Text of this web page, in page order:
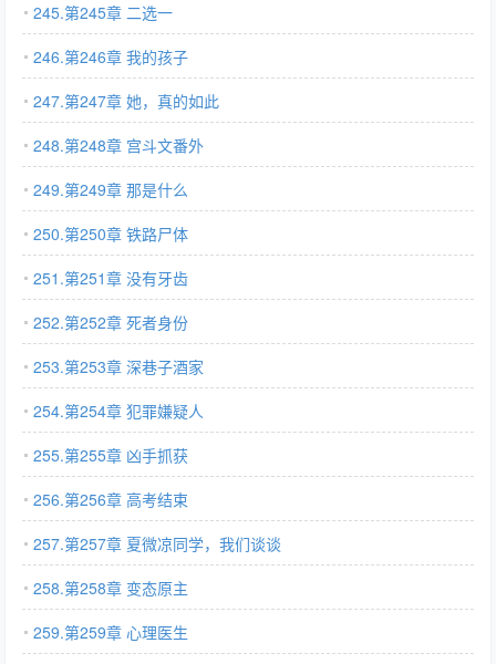
245.第245章 二选一
246.第246章 我的孩子
247.第247章 她，真的如此
248.第248章 宫斗文番外
249.第249章 那是什么
250.第250章 铁路尸体
251.第251章 没有牙齿
252.第252章 死者身份
253.第253章 深巷子酒家
254.第254章 犯罪嫌疑人
255.第255章 凶手抓获
256.第256章 高考结束
257.第257章 夏微凉同学，我们谈谈
258.第258章 变态原主
259.第259章 心理医生